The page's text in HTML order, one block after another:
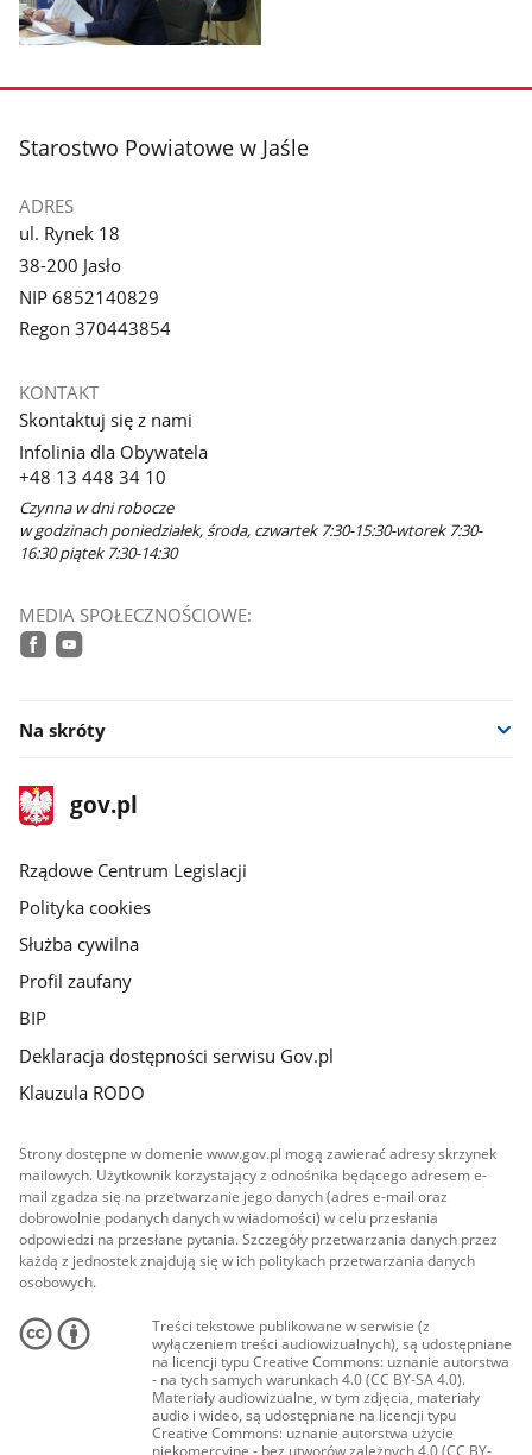
galerii.
stopka
Starostwo Powiatowe w Jaśle
ADRES
ul. Rynek 18
38-200 Jasło
NIP 6852140829
Regon 370443854
KONTAKT
Skontaktuj się z nami
Infolinia dla Obywatela
+48 13 448 34 10
Czynna w dni robocze
w godzinach poniedziałek, środa, czwartek 7:30-15:30-wtorek 7:30-
16:30 piątek 7:30-14:30
MEDIA SPOŁECZNOŚCIOWE:
Na skróty
stopka
gov.plStrona
gov.pl
Rządowe Centrum Legislacji
Polityka cookies
Służba cywilna
Profil zaufany
BIP
Deklaracja dostępności serwisu Gov.pl
Klauzula RODO
Strony dostępne w domenie www.gov.pl mogą zawierać adresy skrzynek
mailowych. Użytkownik korzystający z odnośnika będącego adresem e-
mail zgadza się na przetwarzanie jego danych (adres e-mail oraz
dobrowolnie podanych danych w wiadomości) w celu przesłania
odpowiedzi na przesłane pytania. Szczegóły przetwarzania danych przez
każdą z jednostek znajdują się w ich politykach przetwarzania danych
osobowych.
Treści tekstowe publikowane w serwisie (z
wyłączeniem treści audiowizualnych), są udostępniane
na licencji typu Creative Commons: uznanie autorstwa
- na tych samych warunkach 4.0 (CC BY-SA 4.0).
Materiały audiowizualne, w tym zdjęcia, materiały
audio i wideo, są udostępniane na licencji typu
Creative Commons: uznanie autorstwa użycie